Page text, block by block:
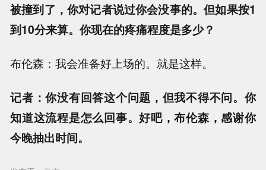
被撞到了，你对记者说过你会没事的。但如果按1
到10分来算。你现在的疼痛程度是多少？
布伦森：我会准备好上场的。就是这样。
记者：你没有回答这个问题，但我不得不问。你
知道这流程是怎么回事。好吧，布伦森，感谢你
今晚抽出时间。